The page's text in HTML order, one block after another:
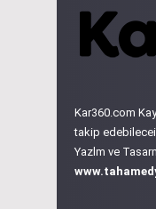
Kar360.com
takip
Yazlm ve